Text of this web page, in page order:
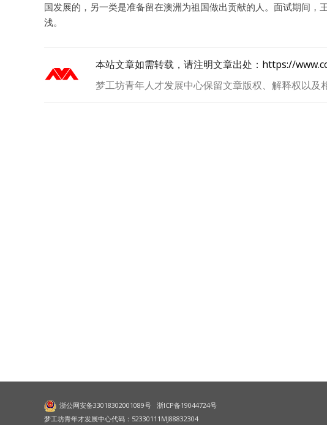
国发展的，另一类是准备留在澳洲为祖国做出贡献的人。面试期间，
浅。
本站文章如需转载，请注明文章出处： https://
梦工坊青年人才发展中心保留文章版权、解释权以及
浙公网安备33018302001089号 浙ICP备19044724号
梦工坊青年才发展中心代码：52330111MJ88832304